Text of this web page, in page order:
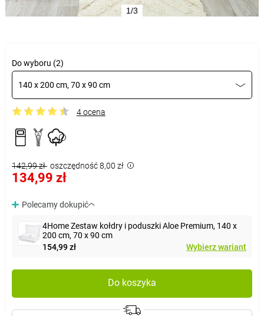
1/3
Do wyboru (2)
140 x 200 cm, 70 x 90 cm
4 ocena
142,99 zł oszczędność 8,00 zł
134,99 zł
Polecamy dokupić
4Home Zestaw kołdry i poduszki Aloe Premium, 140 x
200 cm, 70 x 90 cm
154,99 zł
Wybierz wariant
Do koszyka